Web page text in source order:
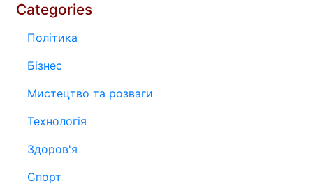
Categories
Політика
Бізнес
Мистецтво та розваги
Технологія
Здоров'я
Спорт